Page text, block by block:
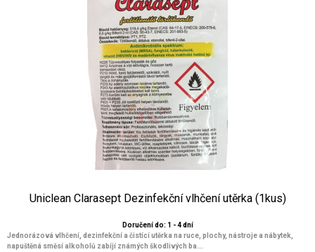
Uniclean Clarasept Dezinfekční vlhčení utěrka (1kus)
Doručení do: 1 - 4 dní
Jednorázová vlhčení, dezinfekční a čistící utěrka na ruce, plochy, nástroje a nábytek,
napuštěná směsí alkoholů zabíjí známých škodlivých ba...